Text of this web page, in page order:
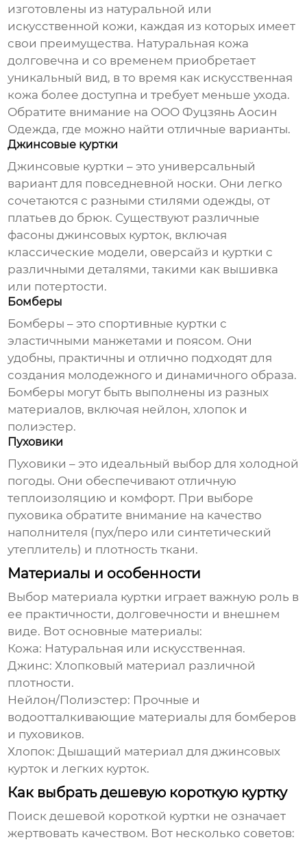
изготовлены из натуральной или
искусственной кожи, каждая из которых имеет
свои преимущества. Натуральная кожа
долговечна и со временем приобретает
уникальный вид, в то время как искусственная
кожа более доступна и требует меньше ухода.
Обратите внимание на ООО Фуцзянь Аосин
Одежда, где можно найти отличные варианты.
Джинсовые куртки
Джинсовые куртки – это универсальный
вариант для повседневной носки. Они легко
сочетаются с разными стилями одежды, от
платьев до брюк. Существуют различные
фасоны джинсовых курток, включая
классические модели, оверсайз и куртки с
различными деталями, такими как вышивка
или потертости.
Бомберы
Бомберы – это спортивные куртки с
эластичными манжетами и поясом. Они
удобны, практичны и отлично подходят для
создания молодежного и динамичного образа.
Бомберы могут быть выполнены из разных
материалов, включая нейлон, хлопок и
полиэстер.
Пуховики
Пуховики – это идеальный выбор для холодной
погоды. Они обеспечивают отличную
теплоизоляцию и комфорт. При выборе
пуховика обратите внимание на качество
наполнителя (пух/перо или синтетический
утеплитель) и плотность ткани.
Материалы и особенности
Выбор материала куртки играет важную роль в
ее практичности, долговечности и внешнем
виде. Вот основные материалы:
Кожа: Натуральная или искусственная.
Джинс: Хлопковый материал различной
плотности.
Нейлон/Полиэстер: Прочные и
водоотталкивающие материалы для бомберов
и пуховиков.
Хлопок: Дышащий материал для джинсовых
курток и легких курток.
Как выбрать дешевую короткую куртку
Поискдешевой короткой куртки не означает
жертвовать качеством. Вот несколько советов: